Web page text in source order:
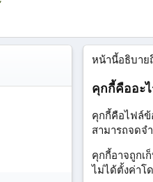
หน้านี้อธิบาย
คุกกี้คืออะไ
คุกกี้คือไฟล์ข้
สามารถจดจ
คุกกี้อาจถูกเ
ไม่ได้ตั้งค่าโ